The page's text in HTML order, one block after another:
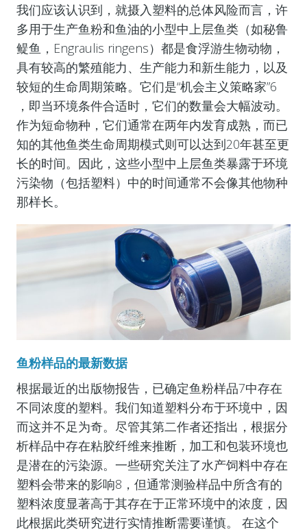
我们应该认识到，就摄入塑料的总体风险而言，许
多用于生产鱼粉和鱼油的小型中上层鱼类（如秘鲁
鳀鱼，Engraulis ringens）都是食浮游生物动物，
具有较高的繁殖能力、生产能力和新生能力，以及
较短的生命周期策略。它们是“机会主义策略家”6
，即当环境条件合适时，它们的数量会大幅波动。
作为短命物种，它们通常在两年内发育成熟，而已
知的其他鱼类生命周期模式则可以达到20年甚至更
长的时间。因此，这些小型中上层鱼类暴露于环境
污染物（包括塑料）中的时间通常不会像其他物种
那样长。
鱼粉样品的最新数据
根据最近的出版物报告，已确定鱼粉样品7中存在
不同浓度的塑料。我们知道塑料分布于环境中，因
而这并不足为奇。尽管其第二作者还指出，根据分
析样品中存在粘胶纤维来推断，加工和包装环境也
是潜在的污染源。一些研究关注了水产饲料中存在
塑料会带来的影响8，但通常测验样品中所含有的
塑料浓度显著高于其存在于正常环境中的浓度，因
此根据此类研究进行实情推断需要谨慎。 在这个